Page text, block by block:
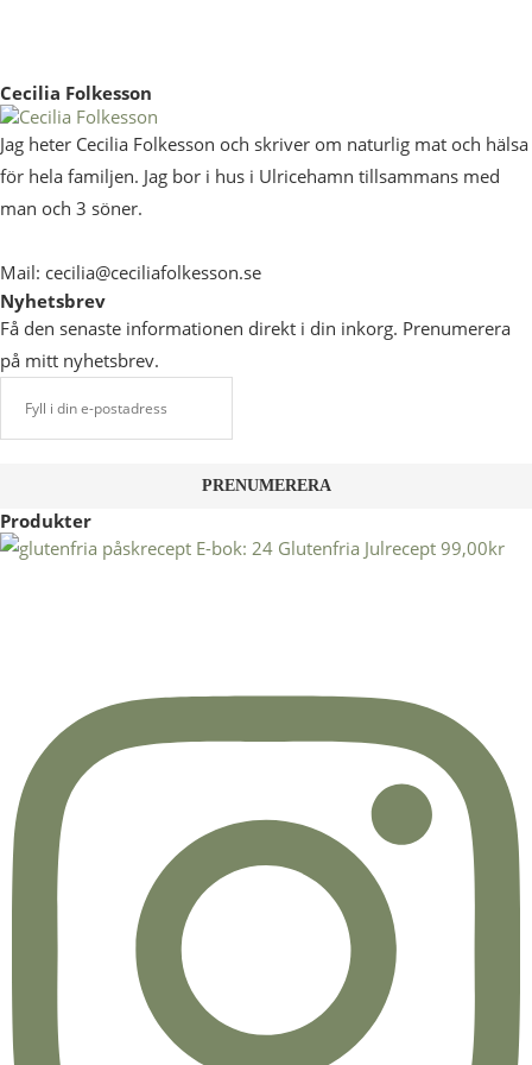
Cecilia Folkesson
Jag heter Cecilia Folkesson och skriver om naturlig mat och hälsa
för hela familjen. Jag bor i hus i Ulricehamn tillsammans med
man och 3 söner.
Mail: cecilia@ceciliafolkesson.se
Nyhetsbrev
Få den senaste informationen direkt i din inkorg. Prenumerera
på mitt nyhetsbrev.
Produkter
E-bok: 24 Glutenfria Julrecept 99,00kr